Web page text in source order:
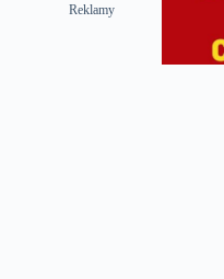
Reklamy